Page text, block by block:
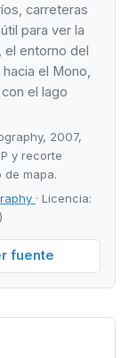
carreteras
para ver la
el entorno del
el Mono,
el lago
2007,
y recorte
mapa.
· Licencia:
fuente